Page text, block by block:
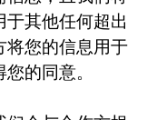
其他任何超出
将您的信息用于
的同意。